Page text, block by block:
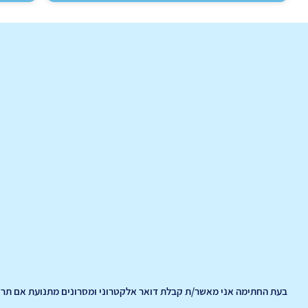
בעת החתימה אני מאשר/ת קבלת דואר אלקטרוני ומסרונים מתנועת אם